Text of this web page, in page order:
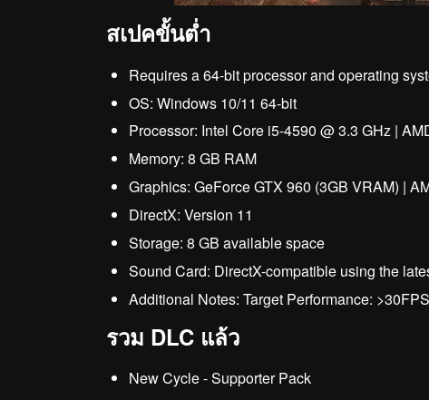
สเปคขั้นต่ำ
Requires a 64-bit processor and operating
OS: Windows 10/11 64-bit
Processor: Intel Core i5-4590 @ 3.3 GHz |
Memory: 8 GB RAM
Graphics: GeForce GTX 960 (3GB VRAM) |
DirectX: Version 11
Storage: 8 GB available space
Sound Card: DirectX-compatible using the
Additional Notes: Target Performance:
รวม DLC แล้ว
New Cycle - Supporter Pack